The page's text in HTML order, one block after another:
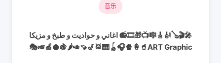
音乐
اغاني و حواديت و طبخ و مزيكا 📻🎞️🎁📺🎼🎸🎻🪕🎬🎤
🎭🎺🍏🥥🍇🌶️🥑🍠🎷🥁🎹🪀🎧🍿🍦🥤ART Graphic